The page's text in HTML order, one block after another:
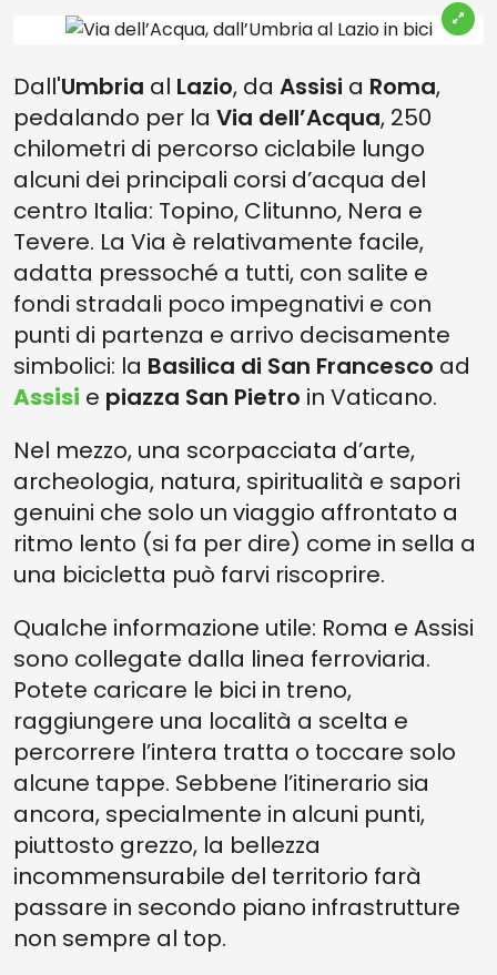
Dall'Umbria al Lazio, da Assisi a Roma,
pedalando per la Via dell’Acqua, 250
chilometri di percorso ciclabile lungo
alcuni dei principali corsi d’acqua del
centro Italia: Topino, Clitunno, Nera e
Tevere. La Via è relativamente facile,
adatta pressoché a tutti, con salite e
fondi stradali poco impegnativi e con
punti di partenza e arrivo decisamente
simbolici: la Basilica di San Francesco ad
Assisi e piazza San Pietro in Vaticano.
Nel mezzo, una scorpacciata d’arte,
archeologia, natura, spiritualità e sapori
genuini che solo un viaggio affrontato a
ritmo lento (si fa per dire) come in sella a
una bicicletta può farvi riscoprire.
Qualche informazione utile: Roma e Assisi
sono collegate dalla linea ferroviaria.
Potete caricare le bici in treno,
raggiungere una località a scelta e
percorrere l’intera tratta o toccare solo
alcune tappe. Sebbene l’itinerario sia
ancora, specialmente in alcuni punti,
piuttosto grezzo, la bellezza
incommensurabile del territorio farà
passare in secondo piano infrastrutture
non sempre al top.